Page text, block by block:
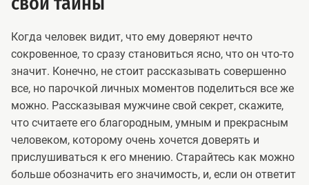
Когда человек видит, что ему доверяют нечто
сокровенное, то сразу становиться ясно, что он что-то
значит. Конечно, не стоит рассказывать совершенно
все, но парочкой личных моментов поделиться все же
можно. Рассказывая мужчине свой секрет, скажите,
что считаете его благородным, умным и прекрасным
человеком, которому очень хочется доверять и
прислушиваться к его мнению. Старайтесь как можно
больше обозначить его значимость, и, если он ответит